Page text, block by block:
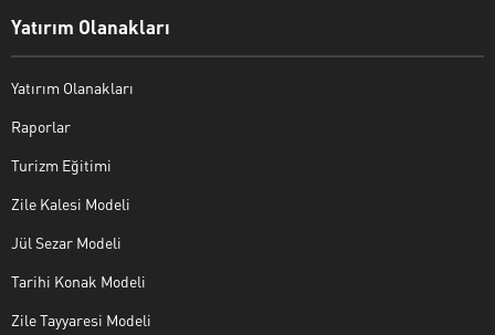
Yatırım Olanakları
Yatırım Olanakları
Raporlar
Turizm Eğitimi
Zile Kalesi Modeli
Jül Sezar Modeli
Tarihi Konak Modeli
Zile Tayyaresi Modeli